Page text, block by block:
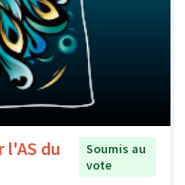
l'AS du
Soumis au
vote